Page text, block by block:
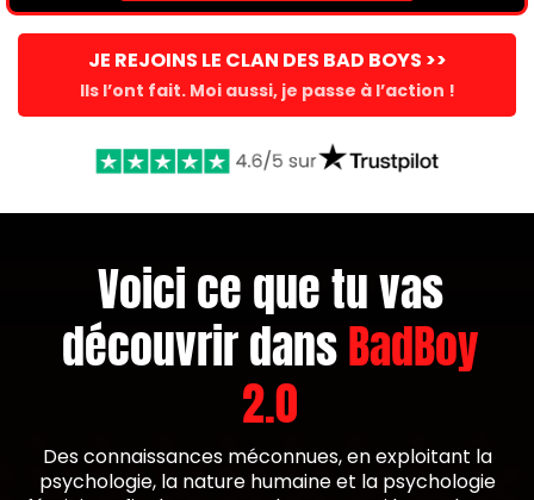
JE REJOINS LE CLAN DES BAD BOYS >>
Ils l’ont fait. Moi aussi, je passe à l’action !
Voici ce que tu vas
découvrir dansBadBoy
2.0
Des connaissances méconnues, en exploitant la
psychologie, la nature humaine et la psychologie